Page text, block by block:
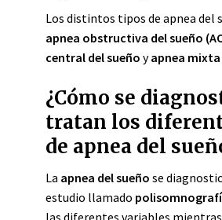
Los distintos tipos de apnea del
apnea obstructiva del sueño
central del sueño yapnea mixta
¿Cómo se
tratan los
de apnea del
La apnea del sueño se
estudio llamado
las diferentes variables